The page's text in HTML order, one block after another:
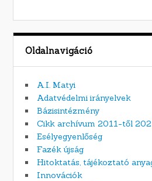
Oldalnavigáció
A.I. Matyi
Adatvédelmi irányelvek
Bázisintézmény
Cikk archívum 2011-től
Esélyegyenlőség
Fazék újság
Hitoktatás, tájékoztató
Innovációk